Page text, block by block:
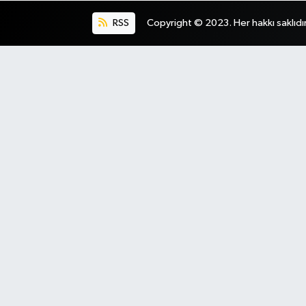
RSS Copyright © 2023. Her hakkı